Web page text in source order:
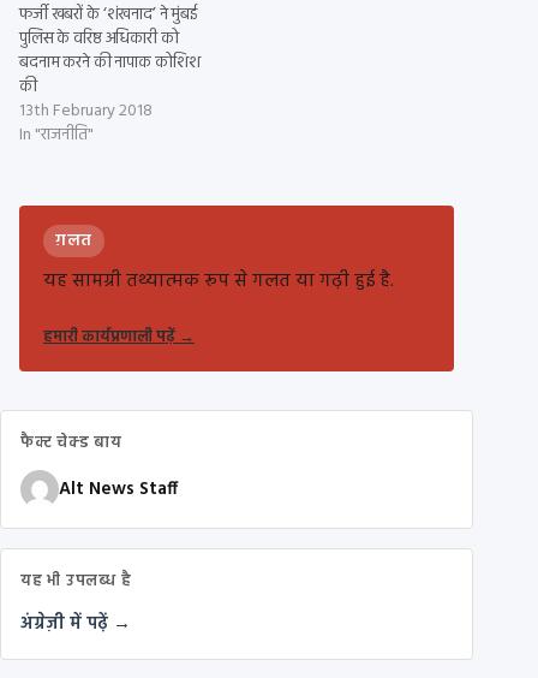
फर्जी खबरों के ‘शंखनाद’ ने मुंबई
पुलिस के वरिष्ठ अधिकारी को
बदनाम करने की नापाक कोशिश
की
13th February 2018
In "राजनीति"
ग़लत
यह सामग्री तथ्यात्मक रूप से गलत या गढ़ी हुई है.
हमारी कार्यप्रणाली पढ़ें→
फैक्ट चेक्ड बाय
Alt News Staff
यह भी उपलब्ध है
अंग्रेज़ी में पढ़ें →